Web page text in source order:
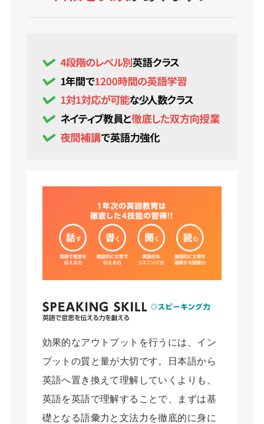
効果的なアウトプットを行うには、イン
プットの質と量が大切です。日本語から
英語へ置き換えて理解していくよりも、
英語を英語で理解することで、まずは基
礎となる語彙力と文法力を徹底的に身に